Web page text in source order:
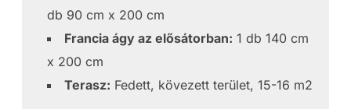
db 90 cm x 200 cm
Francia ágy az elősátorban: 1 db 140 cm
x 200 cm
Terasz: Fedett, kövezett terület, 15-16 m2